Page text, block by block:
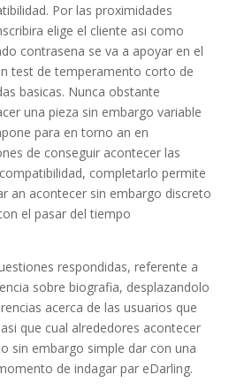
Por las proximidades
elige el cliente asi­ como
contrasena se va a apoyar en el
test de temperamento corto de
basicas. Nunca obstante
una pieza sin embargo variable
para en torno an en
de conseguir acontecer las
completarlo permite
an acontecer sin embargo discreto
el pasar del tiempo
respondidas, referente a
sobre biografia, desplazandolo
acerca de las usuarios que
que cual alrededores acontecer
sin embargo simple dar con una
de indagar par eDarling.